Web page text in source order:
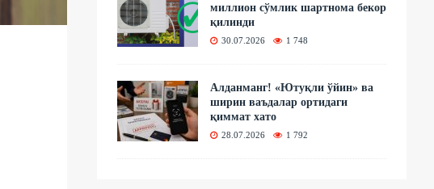
миллион сўмлик шартнома бекор
қилинди
30.07.2026 1 748
Алданманг! «Ютуқли ўйин» ва
ширин ваъдалар ортидаги
қиммат хато
28.07.2026 1 792